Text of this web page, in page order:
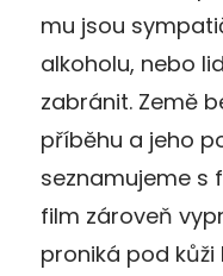
mu jsou
alkoholu, nebo
zabránit. Země
příběhu a jeho
seznamujeme s
film zároveň
proniká pod kůži